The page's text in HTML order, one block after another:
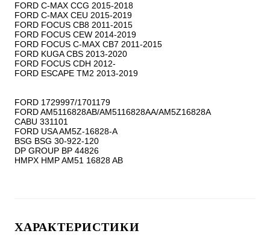
FORD C-MAX CCG 2015-2018
FORD C-MAX CEU 2015-2019
FORD FOCUS CB8 2011-2015
FORD FOCUS CEW 2014-2019
FORD FOCUS C-MAX CB7 2011-2015
FORD KUGA CBS 2013-2020
FORD FOCUS CDH 2012-
FORD ESCAPE TM2 2013-2019
FORD 1729997/1701179
FORD AM5116828AB/AM5116828AA/AM5Z16828A
CABU 331101
FORD USA AM5Z-16828-A
BSG BSG 30-922-120
DP GROUP BP 44826
ХАРАКТЕРИСТИКИ